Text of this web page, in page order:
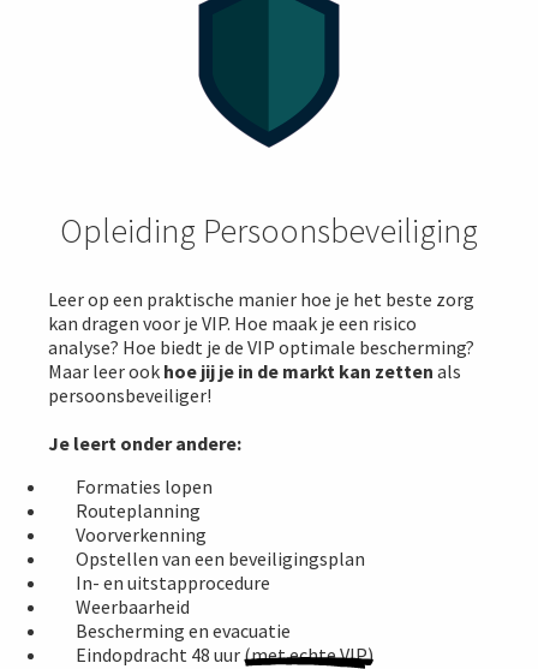
Opleiding Persoonsbeveiliging
Leer op een praktische manier hoe je het beste zorg
kan dragen voor je VIP. Hoe maak je een risico
analyse? Hoe biedt je de VIP optimale bescherming?
Maar leer ook hoe jij je in de markt kan zetten als
persoonsbeveiliger!
Je leert onder andere:
Formaties lopen
Routeplanning
Voorverkenning
Opstellen van een beveiligingsplan
In- en uitstapprocedure
Weerbaarheid
Bescherming en evacuatie
Eindopdracht 48 uur(met echte VIP)